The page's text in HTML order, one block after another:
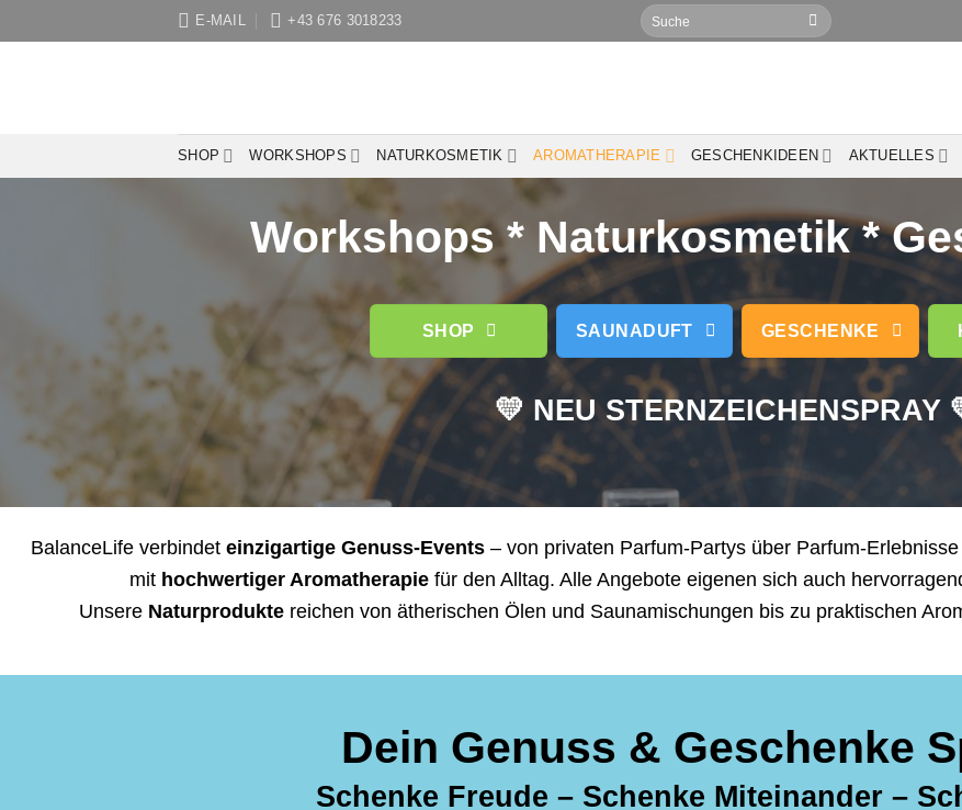
Inhalt
E-MAIL +43 676 3018233
Suchen
nach:
SHOP WORKSHOPS NATURKOSMETIK AROMATHERAPIE GESCHENKIDEEN AKTUELLES
Workshops * Naturkosmetik *
SHOP SAUNADUFT GESCHENKE
💛 NEU STERNZEICHENSPRAY
BalanceLife verbindet einzigartige Genuss-Events– von privaten Parfum-Partys über Parfum-
mit hochwertiger Aromatherapie für den Alltag. Alle Angebote eigenen sich auch
Unsere Naturprodukte reichen von ätherischen Ölen und Saunamischungen bis zu praktischen
Dein Genuss & Geschenke
Schenke Freude – Schenke Miteinander –